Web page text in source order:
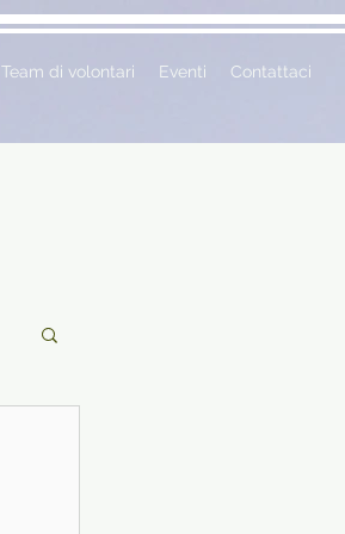
Team di volontari Eventi Contattaci